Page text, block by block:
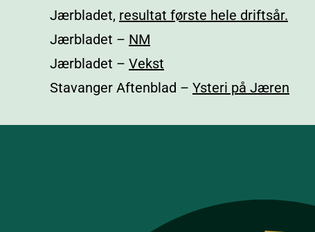
Jærbladet, resultat første hele driftsår.
Jærbladet – NM
Jærbladet – Vekst
Stavanger Aftenblad – Ysteri på Jæren